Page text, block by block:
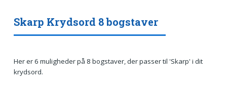
Skarp Krydsord 8 bogstaver
Her er 6 muligheder på 8 bogstaver, der passer til 'Skarp' i dit
krydsord.